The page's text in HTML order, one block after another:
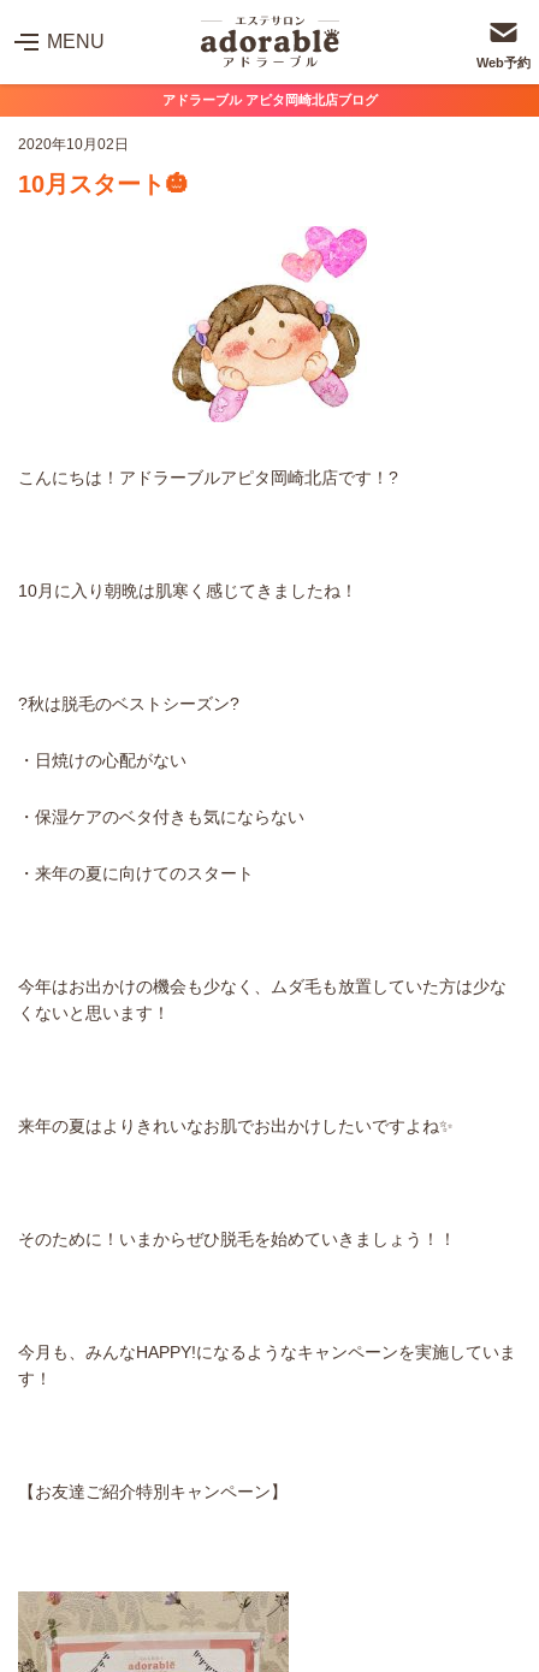
アドラーブル アピタ岡崎北店ブログ
MENU
Web予約
2020年10月02日
10月スタート🎃
こんにちは！アドラーブルアピタ岡崎北店です！?
10月に入り朝晩は肌寒く感じてきましたね！
?秋は脱毛のベストシーズン?
・日焼けの心配がない
・保湿ケアのベタ付きも気にならない
・来年の夏に向けてのスタート
今年はお出かけの機会も少なく、ムダ毛も放置していた方は少な
くないと思います！
来年の夏はよりきれいなお肌でお出かけしたいですよね✨
そのために！いまからぜひ脱毛を始めていきましょう！！
今月も、みんなHAPPY!になるようなキャンペーンを実施していま
す！
【お友達ご紹介特別キャンペーン】